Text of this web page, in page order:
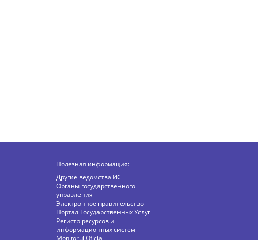
Полезная информация:
Другие ведомства ИС
Органы государственного
управления
Электронное правительство
Портал Государственных Услуг
Регистр ресурсов и
информационных систем
Monitorul Oficial